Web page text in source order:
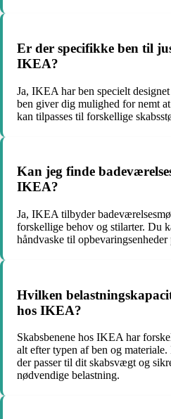
Er der specifikke ben til
IKEA?
Ja, IKEA har ben specielt
ben giver dig mulighed for nemt
kan tilpasses til forskellige
Kan jeg finde
IKEA?
Ja, IKEA tilbyder
forskellige behov og stilarter. Du
håndvaske til opbevaringsenheder
Hvilken
hos IKEA?
Skabsbenene hos IKEA har
alt efter typen af ben og
der passer til dit skabsvægt og
nødvendige belastning.